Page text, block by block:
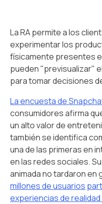
La RA permite a los
experimentar los
físicamente presentes
pueden "previsualizar"
para tomar decisiones
La encuesta de
consumidores afirma
un alto valor de
también se identifica
una de las primeras en
en las redes sociales.
animada no tardaron en
millones de usuarios
experiencias de realidad